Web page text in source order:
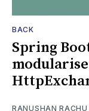
BACK
Spring
RANUSHAN RACHU